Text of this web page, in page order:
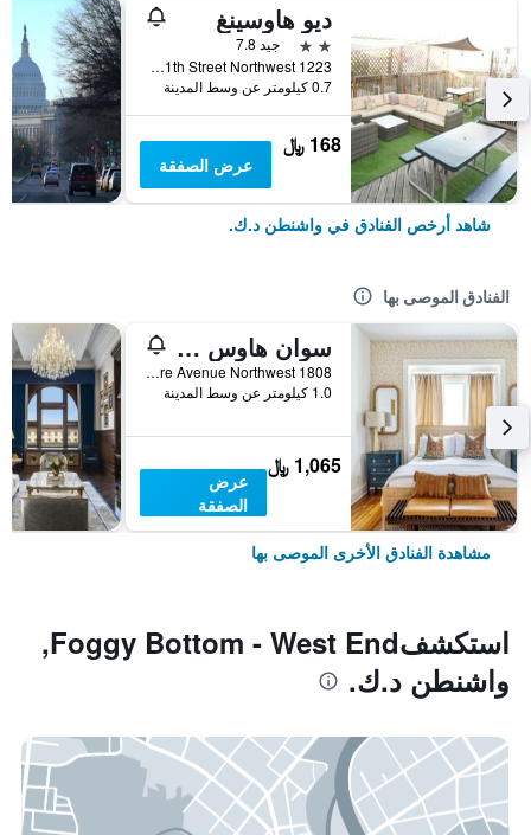
ديو هاوسينغ
2 نجمتين
جيد 7.8
1223 11th Street Northwest, واشنطن د.ك., DC, الولايات المتحدة الأميريكية
0.7 كيلومتر عن وسط المدينة
168 ﷼
عرض الصفقة
شاهد أرخص الفنادق في واشنطن د.ك.
الفنادق الموصى بها
سوان هاوس هيستوريك دوبونت سيركل إن
1808 New Hampshire Avenue Northwest, واشنطن د.ك., DC, الولايات المتحدة الأميريكية
1.0 كيلومتر عن وسط المدينة
1,065 ﷼
عرض
الصفقة
مشاهدة الفنادق الأخرى الموصى بها
استكشفFoggy Bottom - West End,
واشنطن د.ك.